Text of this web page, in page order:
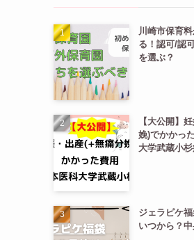
川崎市保育
る！認可/認
を選ぶ？
【大公開】
娩)でかかっ
大学武蔵小
ジェラピケ
いつから？